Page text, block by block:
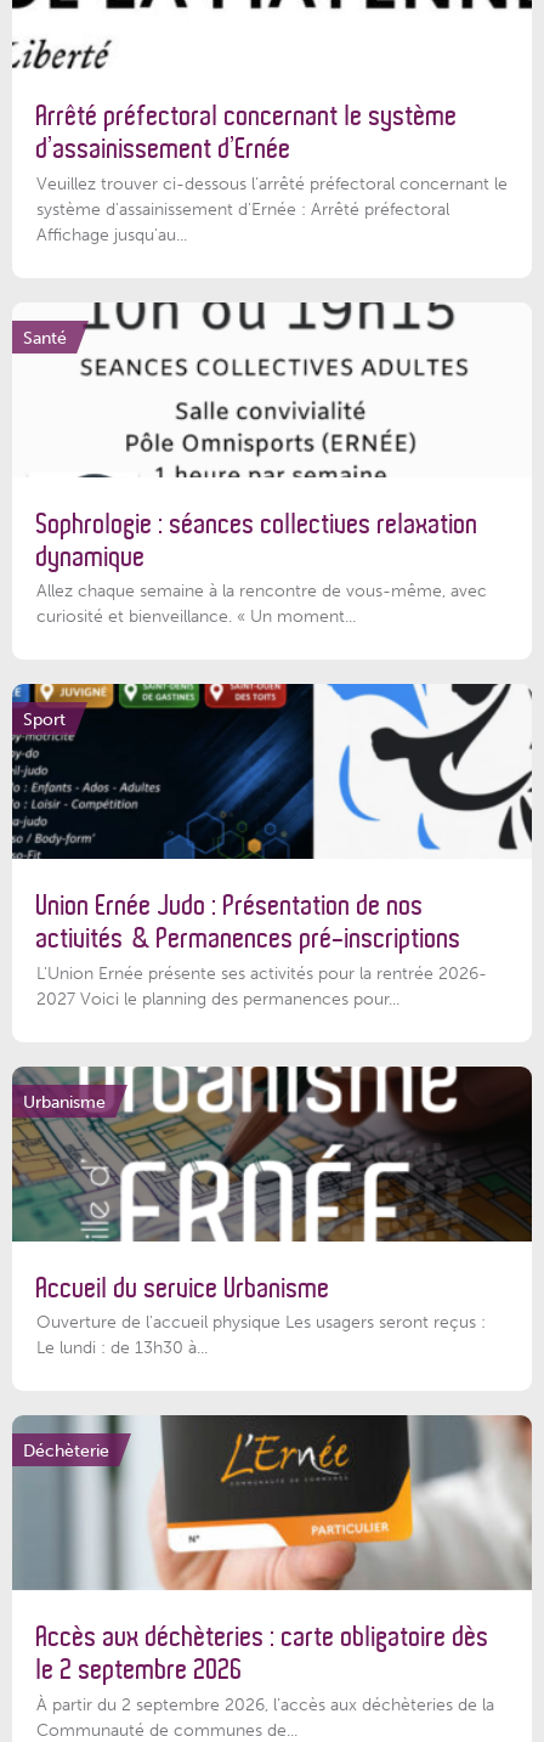
Arrêté préfectoral concernant le système
d’assainissement d’Ernée
Veuillez trouver ci-dessous l’arrêté préfectoral concernant le
système d'assainissement d'Ernée : Arrêté préfectoral
Affichage jusqu'au...
Santé
Sophrologie : séances collectives relaxation
dynamique
Allez chaque semaine à la rencontre de vous-même, avec
curiosité et bienveillance. « Un moment...
Sport
Union Ernée Judo : Présentation de nos
activités & Permanences pré-inscriptions
L'Union Ernée présente ses activités pour la rentrée 2026-
2027 Voici le planning des permanences pour...
Urbanisme
Accueil du service Urbanisme
Ouverture de l'accueil physique Les usagers seront reçus :
Le lundi : de 13h30 à...
Déchèterie
Accès aux déchèteries : carte obligatoire dès
le 2 septembre 2026
À partir du 2 septembre 2026, l’accès aux déchèteries de la
Communauté de communes de...